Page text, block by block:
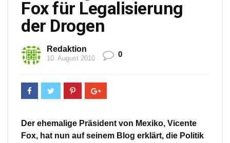
Fox für Legalisierung
der Drogen
Redaktion
10. August 2010 0
Der ehemalige Präsident von Mexiko, Vicente
Fox, hat nun auf seinem Blog erklärt, die Politik